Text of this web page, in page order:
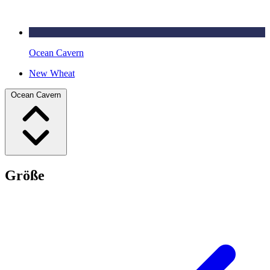
Ocean Cavern
New Wheat
Ocean Cavern
Größe